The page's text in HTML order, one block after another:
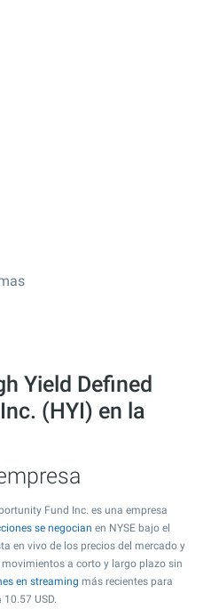
Yield Defined
(HYI) en la
Fund Inc. es una empresa
se negocian en NYSE bajo el
en vivo de los precios del mercado y
a corto y largo plazo sin
en streaming más recientes para
10.57 USD.